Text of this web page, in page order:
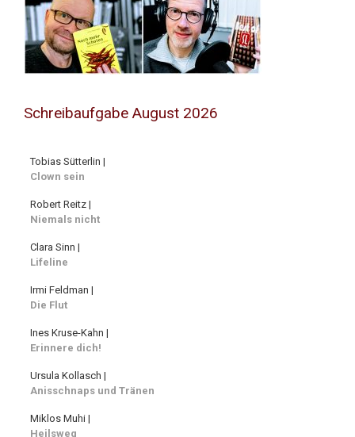
Schreibaufgabe August 2026
Tobias Sütterlin |
Clown sein
Robert Reitz |
Niemals nicht
Clara Sinn |
Lifeline
Irmi Feldman |
Die Flut
Ines Kruse-Kahn |
Erinnere dich!
Ursula Kollasch |
Anisschnaps und Tränen
Miklos Muhi |
Heilsweg